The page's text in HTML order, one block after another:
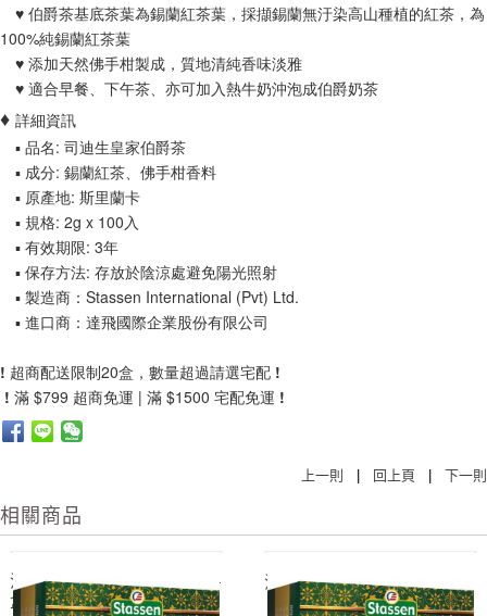
♥ 伯爵茶基底茶葉為錫蘭紅茶葉，採擷錫蘭無汙染高山種植的紅茶，為
100%純錫蘭紅茶葉
​ ♥ 添加天然佛手柑製成，質地清純香味淡雅
​ ♥ 適合早餐、下午茶、亦可加入熱牛奶沖泡成伯爵奶茶
♦ 詳細資訊
▪ 品名: 司迪生皇家伯爵茶
▪ 成分: 錫蘭紅茶、佛手柑香料
▪ 原產地: 斯里蘭卡
▪ 規格: 2g x 100入
▪ 有效期限: 3年
▪ 保存方法: 存放於陰涼處避免陽光照射
▪ 製造商：Stassen International (Pvt) Ltd.
▪ 進口商：達飛國際企業股份有限公司
! 超商配送限制20盒，數量超過請選宅配 !
! 滿 $799 超商免運 | 滿 $1500 宅配免運 !
上一則 | 回上頁 | 下一則
相關商品
汀布拉頂級莊園紅茶 T-61 *24
盒/箱
汀布拉頂級莊園紅茶 T-61